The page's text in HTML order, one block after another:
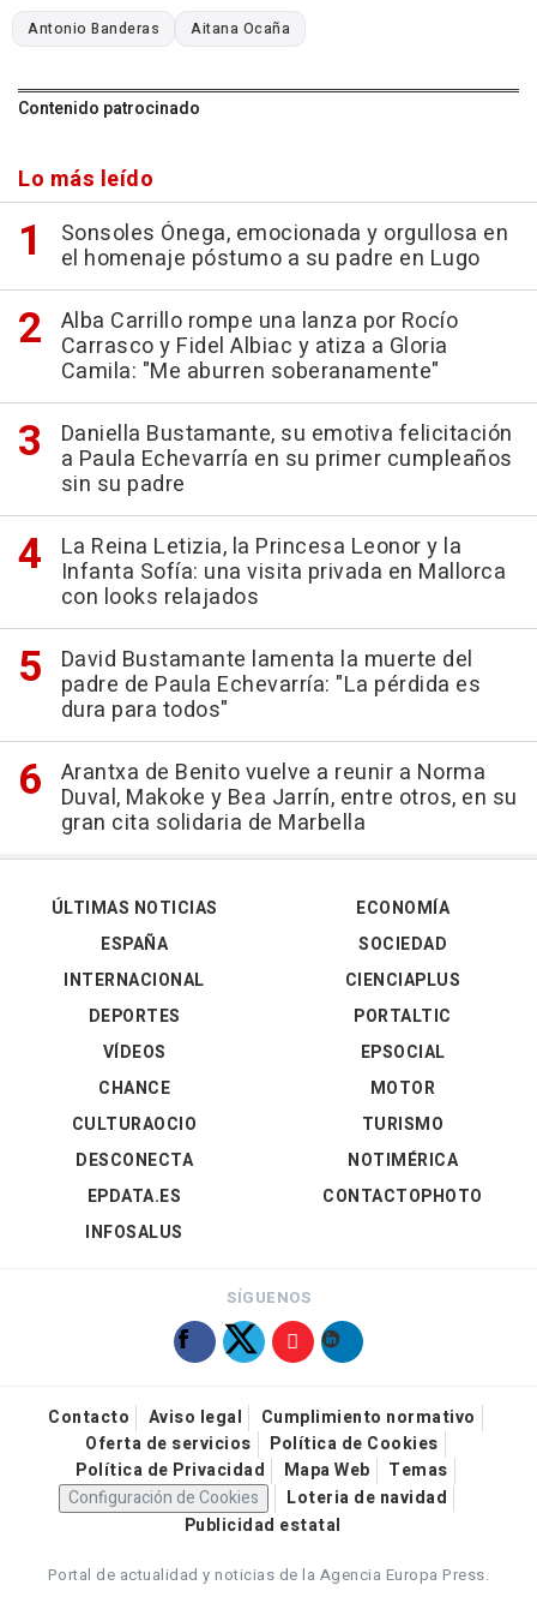
Antonio Banderas Aitana Ocaña
Contenido patrocinado
Lo más leído
Sonsoles Ónega, emocionada y orgullosa en
el homenaje póstumo a su padre en Lugo
Alba Carrillo rompe una lanza por Rocío
Carrasco y Fidel Albiac y atiza a Gloria
Camila: "Me aburren soberanamente"
Daniella Bustamante, su emotiva felicitación
a Paula Echevarría en su primer cumpleaños
sin su padre
La Reina Letizia, la Princesa Leonor y la
Infanta Sofía: una visita privada en Mallorca
con looks relajados
David Bustamante lamenta la muerte del
padre de Paula Echevarría: "La pérdida es
dura para todos"
Arantxa de Benito vuelve a reunir a Norma
Duval, Makoke y Bea Jarrín, entre otros, en su
gran cita solidaria de Marbella
ÚLTIMAS NOTICIAS
ESPAÑA
INTERNACIONAL
DEPORTES
VÍDEOS
ECONOMÍA
SOCIEDAD
CIENCIAPLUS
PORTALTIC
EPSOCIAL
CHANCE
CULTURAOCIO
DESCONECTA
EPDATA.ES
INFOSALUS
MOTOR
TURISMO
NOTIMÉRICA
CONTACTOPHOTO
SÍGUENOS
Contacto Aviso legal
Cumplimiento normativo
Oferta de servicios
Política de Cookies
Política de Privacidad
Mapa Web
Temas
Configuración de Cookies
Loteria de navidad
Publicidad estatal
Portal de actualidad y noticias de la Agencia Europa Press.